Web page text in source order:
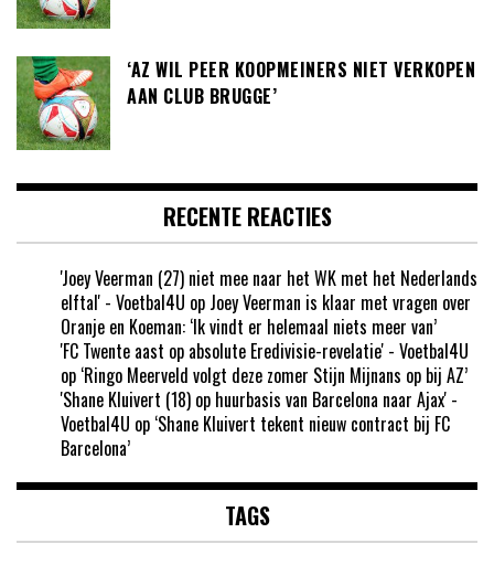
‘AZ WIL PEER KOOPMEINERS NIET VERKOPEN
AAN CLUB BRUGGE’
RECENTE REACTIES
'Joey Veerman (27) niet mee naar het WK met het Nederlands
elftal' - Voetbal4U op Joey Veerman is klaar met vragen over
Oranje en Koeman: ‘Ik vindt er helemaal niets meer van’
'FC Twente aast op absolute Eredivisie-revelatie' - Voetbal4U
op ‘Ringo Meerveld volgt deze zomer Stijn Mijnans op bij AZ’
'Shane Kluivert (18) op huurbasis van Barcelona naar Ajax' -
Voetbal4U op ‘Shane Kluivert tekent nieuw contract bij FC
Barcelona’
TAGS